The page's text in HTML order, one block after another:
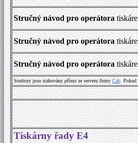
Stručný návod pro operátora
Stručný návod pro operátora
Stručný návod pro operátora
Soubory jsou stahovány přímo ze serveru firmyCab. Pokud
Tiskárny řady E4